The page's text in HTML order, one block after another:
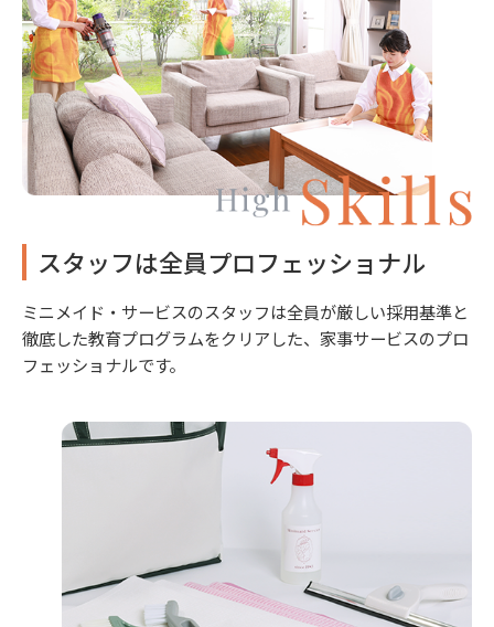
スタッフは全員プロフェッショナル
ミニメイド・サービスのスタッフは全員が厳しい採用基準と
徹底した教育プログラムをクリアした、家事サービスのプロ
フェッショナルです。